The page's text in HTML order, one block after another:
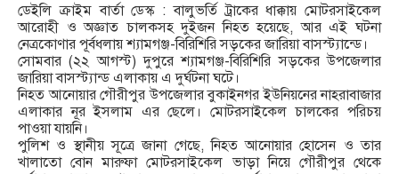
ডেইলি ক্রাইম বার্তা ডেস্ক : বালুভর্তি ট্রাকের ধাক্কায় মোটরসাইকেল
আরোহী ও অজ্ঞাত চালকসহ দুইজন নিহত হয়েছে, আর এই ঘটনা
নেত্রকোণার পূর্বধলায় শ্যামগঞ্জ-বিরিশিরি সড়কের জারিয়া বাসস্ট্যান্ডে।
সোমবার (২২ আগস্ট) দুপুরে শ্যামগঞ্জ-বিরিশিরি সড়কের উপজেলার
জারিয়া বাসস্ট্যান্ড এলাকায় এ দুর্ঘটনা ঘটে।
নিহত আনোয়ার গৌরীপুর উপজেলার বুকাইনগর ইউনিয়নের নাহরাবাজার
এলাকার নূর ইসলাম এর ছেলে। মোটরসাইকেল চালকের পরিচয়
পাওয়া যায়নি।
পুলিশ ও স্থানীয় সূত্রে জানা গেছে, নিহত আনোয়ার হোসেন ও তার
খালাতো বোন মারুফা মোটরসাইকেল ভাড়া নিয়ে গৌরীপুর থেকে